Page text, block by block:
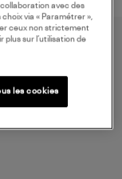
avec des
via « Paramétrer »,
ceux non strictement
plus sur l’utilisation de
les cookies